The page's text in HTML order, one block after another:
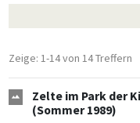
Zeige: 1-14 von 14 Treffern
Zelte im Park der
(Sommer 1989)